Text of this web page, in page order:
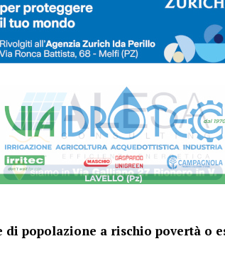
popolazione a rischio povertà o